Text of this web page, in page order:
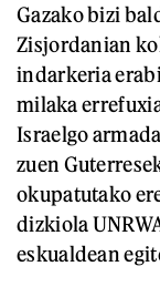
Gazako bizi
Zisjordanian
indarkeria
milaka
Israelgo
zuen
okupatutako
dizkiola
eskualdean